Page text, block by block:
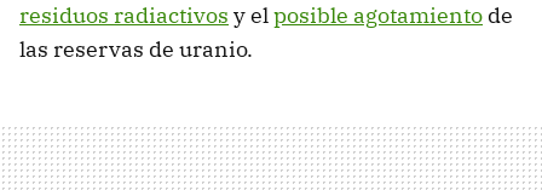
residuos radiactivos y elposible agotamiento de
las reservas de uranio.